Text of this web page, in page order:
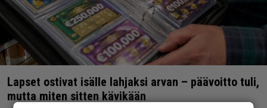
Lapset ostivat isälle lahjaksi arvan – päävoitto tuli,
mutta miten sitten kävikään